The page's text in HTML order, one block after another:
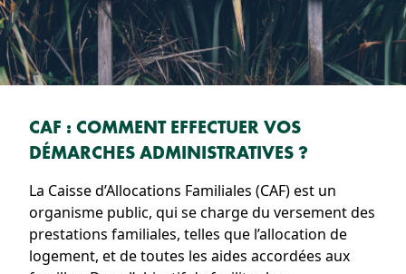
CAF : COMMENT EFFECTUER VOS
DÉMARCHES ADMINISTRATIVES ?
La Caisse d’Allocations Familiales (CAF) est un
organisme public, qui se charge du versement des
prestations familiales, telles que l’allocation de
logement, et de toutes les aides accordées aux